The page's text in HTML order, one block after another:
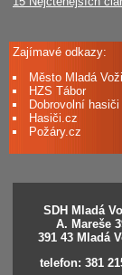
Zajímavé odkazy:
Město Mladá
HZS Tábor
Dobrovolní hasiči
Hasiči.cz
Požáry.cz
SDH Mladá
A. Mareše
391 43 Mladá
telefon: 381